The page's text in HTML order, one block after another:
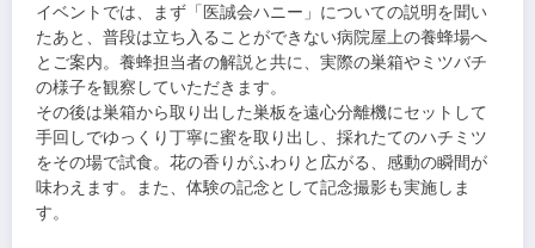
イベントでは、まず「医誠会ハニー」についての説明を聞い
たあと、普段は立ち入ることができない病院屋上の養蜂場へ
とご案内。養蜂担当者の解説と共に、実際の巣箱やミツバチ
の様子を観察していただきます。
その後は巣箱から取り出した巣板を遠心分離機にセットして
手回しでゆっくり丁寧に蜜を取り出し、採れたてのハチミツ
をその場で試食。花の香りがふわりと広がる、感動の瞬間が
味わえます。また、体験の記念として記念撮影も実施しま
す。